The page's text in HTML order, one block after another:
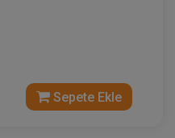
Sepete Ekle